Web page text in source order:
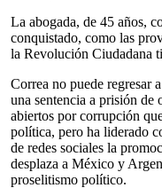
La abogada, de 45 años,
conquistado, como las
la Revolución Ciudadana
Correa no puede regresar
una sentencia a prisión de
abiertos por corrupción
política, pero ha liderado
de redes sociales la
desplaza a México y
proselitismo político.